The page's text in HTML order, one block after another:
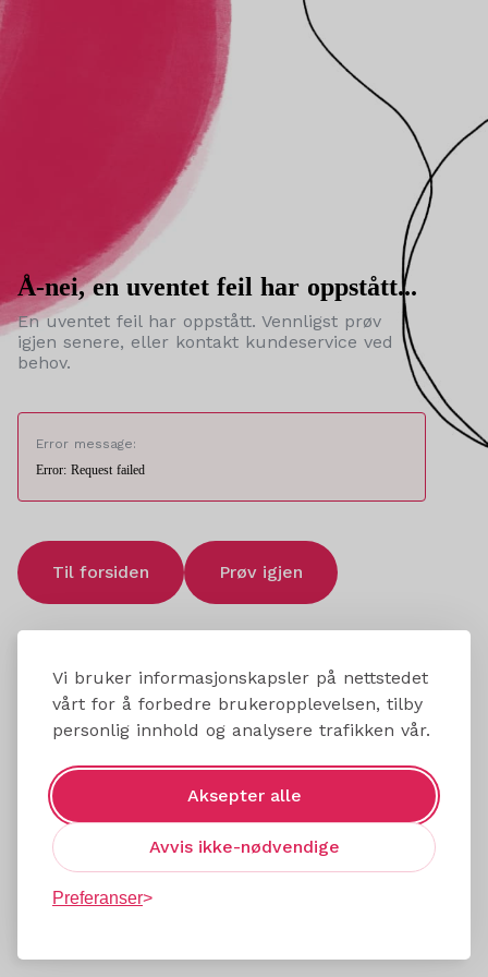
Vi bruker informasjonskapsler på nettstedet
vårt for å forbedre brukeropplevelsen, tilby
personlig innhold og analysere trafikken vår.
Aksepter alle
Avvis ikke-nødvendige
Preferanser
Å-nei, en uventet feil har oppstått...
En uventet feil har oppstått. Vennligst prøv
igjen senere, eller kontakt kundeservice ved
behov.
Error message:
Error: Request failed
Til forsiden Prøv igjen